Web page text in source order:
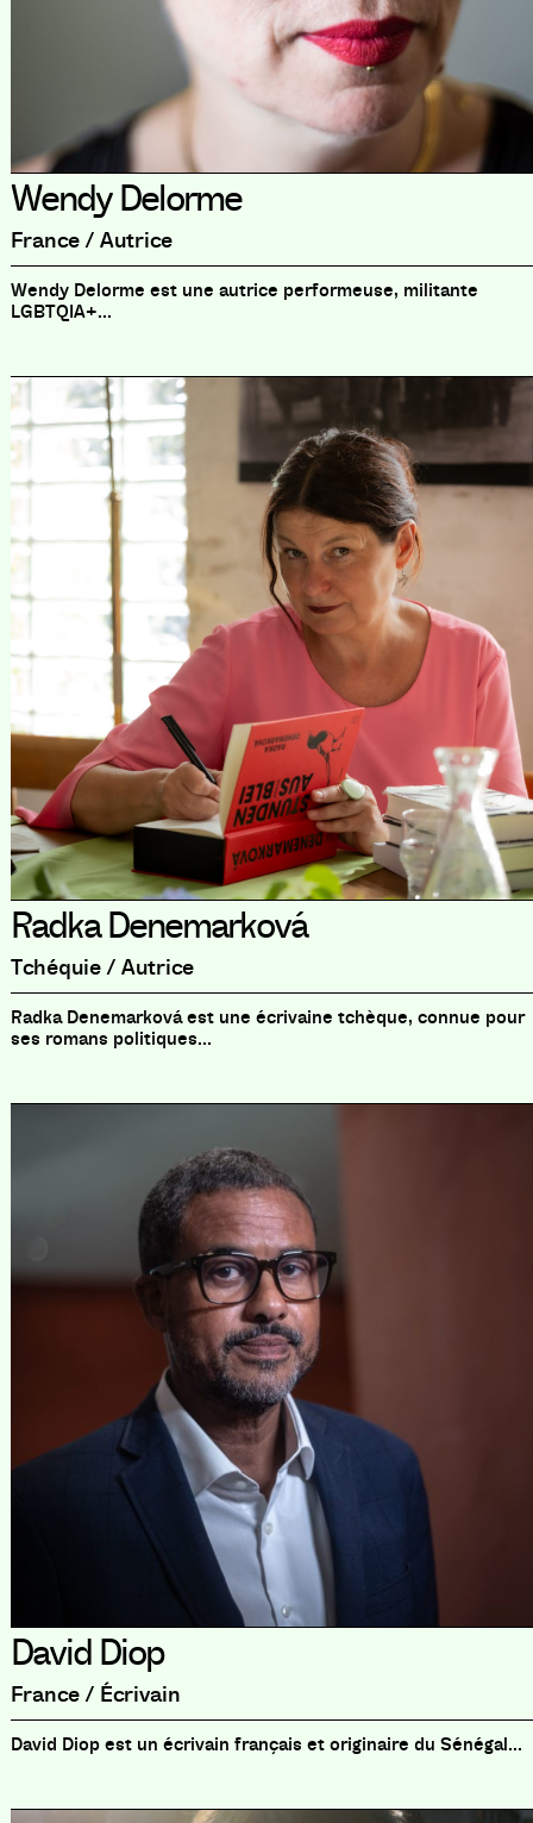
Wendy Delorme
France / Autrice
Wendy Delorme est une autrice performeuse, militante
LGBTQIA+...
Radka Denemarková
Tchéquie / Autrice
Radka Denemarková est une écrivaine tchèque, connue pour
ses romans politiques...
David Diop
France / Écrivain
David Diop est un écrivain français et originaire du Sénégal...